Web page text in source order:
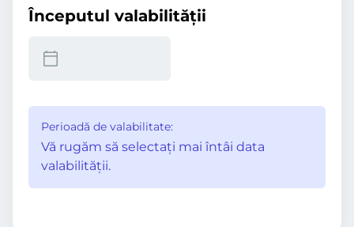
Începutul valabilităţii
Perioadă de valabilitate:
Vă rugăm să selectaţi mai întâi data
valabilităţii.